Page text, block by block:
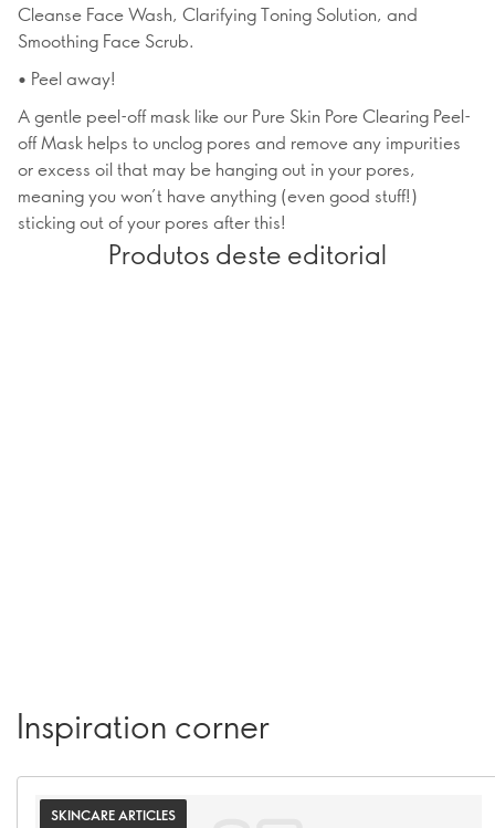
Cleanse Face Wash, Clarifying Toning Solution, and
Smoothing Face Scrub.
• Peel away!
A gentle peel-off mask like our Pure Skin Pore Clearing Peel-
off Mask helps to unclog pores and remove any impurities
or excess oil that may be hanging out in your pores,
meaning you won’t have anything (even good stuff!)
sticking out of your pores after this!
Produtos deste editorial
Inspiration corner
SKINCARE ARTICLES